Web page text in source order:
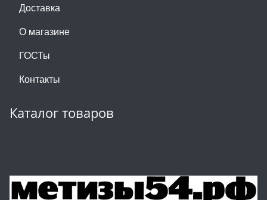
Доставка
О магазине
ГОСТы
Контакты
Каталог товаров